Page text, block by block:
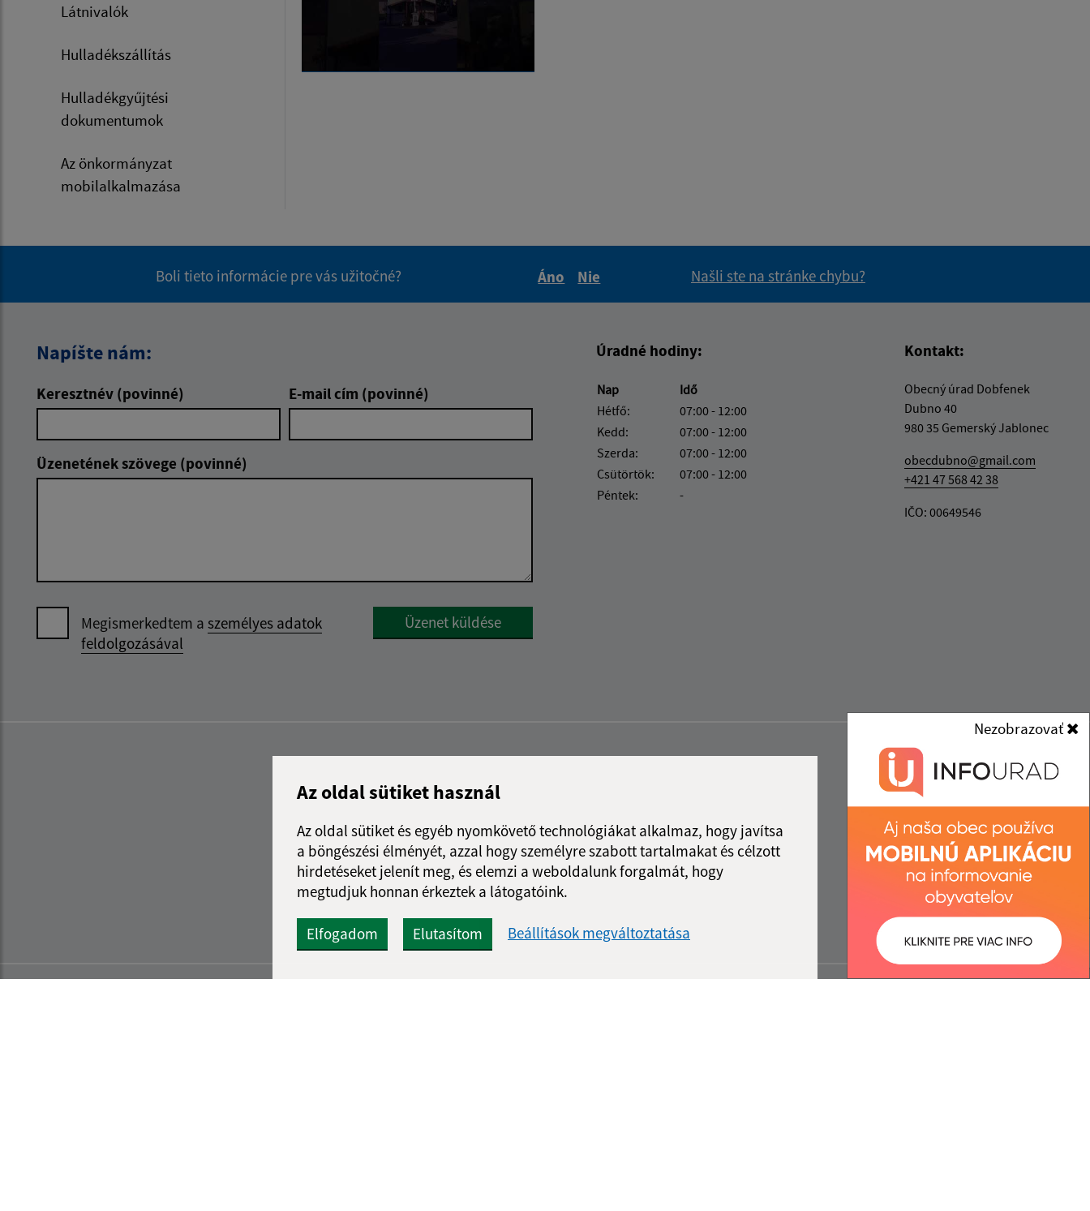
Az oldal sütiket használ
Az oldal sütiket és egyéb nyomkövető technológiákat alkalmaz, hogy javítsa
a böngészési élményét, azzal hogy személyre szabott tartalmakat és célzott
hirdetéseket jelenít meg, és elemzi a weboldalunk forgalmát, hogy
megtudjuk honnan érkeztek a látogatóink.
Elfogadom Elutasítom Beállítások megváltoztatása
Nezobrazovať
Látnivalók
Hulladékszállítás
Hulladékgyűjtési
dokumentumok
Az önkormányzat
mobilalkalmazása
Boli tieto informácie pre vás užitočné?
Áno
Nie
Našli ste na stránke chybu?
Napíšte nám:
Keresztnév (povinné) E-mail cím (povinné)
Üzenetének szövege (povinné)
Megismerkedtem a személyes adatok
feldolgozásával
Google reCaptcha Response
Üzenet küldése
Úradné hodiny:
Nap
Idő
Hétfő:
07:00 - 12:00
Kedd:
07:00 - 12:00
Szerda:
07:00 - 12:00
Csütörtök:
07:00 - 12:00
Péntek:
-
Kontakt:
Obecný úrad Dobfenek
Dubno 40
980 35 Gemerský Jablonec
obecdubno@gmail.com
+421 47 568 42 38
IČO: 00649546